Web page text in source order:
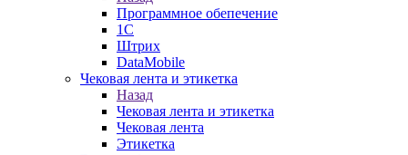
Программное обепечение
1С
Штрих
DataMobile
Чековая лента и этикетка
Назад
Чековая лента и этикетка
Чековая лента
Этикетка